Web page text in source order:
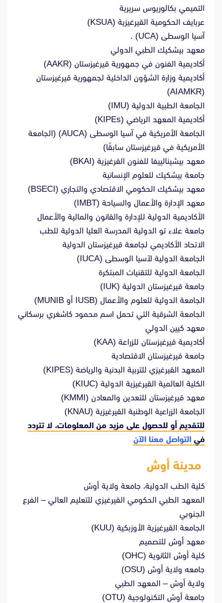
التميمي بكالوريوس سريرية
عربايف الحكومية القيرغيزية (KSUA)
آسيا الوسطى (UCA) .
معهد بيشكيك الطبي الدولي
أكاديمية الفنون في جمهورية قيرغيزستان (AAKR)
أكاديمية وزارة الشؤون الداخلية لجمهورية قيرغيزستان
(AIAMKR)
الجامعة الطبية الدولية (IMU)
أكاديمية المعهد الرياضي (KIPEs)
الجامعة الأمريكية في آسيا الوسطى (AUCA) (الجامعة
الأمريكية في قيرغيزستان سابقًا)
معهد بيشينالييفا للفنون القرغيزية (BKAI)
جامعة بيشكيك للعلوم الإنسانية
معهد بيشكيك الحكومي الاقتصادي والتجاري (BSECI)
معهد الإدارة والأعمال والسياحة (IMBT)
الأكاديمية الدولية للإدارة والقانون والمالية والأعمال
جامعة علاء تو الدولية المدرسة العليا الدولية للطب
الاتحاد الأكاديمي لجامعة قيرغيزستان الدولية
الجامعة الدولية لآسيا الوسطى (IUCA)
الجامعة الدولية للتقنيات المبتكرة
جامعة قيرغيزستان الدولية (IUK)
الجامعة الدولية للعلوم والأعمال (IUSB أو MUNIB)
الجامعة الشرقية التي تحمل اسم محمود كاشغري برسكاني
معهد كيين الدولي
أكاديمية قيرغيزستان للزراعة (KAA)
جامعة قيرغيزستان الاقتصادية
المعهد القيرغيزي للتربية البدنية والرياضة (KIPES)
الكلية العالمية القيرغيزية الدولية (KIUC)
معهد قيرغيزستان للتعدين والمعادن (KMMI)
الجامعة الزراعية الوطنية القيرغيزية (KNAU)
للتقديم أو للحصول على مزيد من المعلومات، لا تتردد
في التواصل معنا الآن
مدينة أوش
كلية الطب الدولية، جامعة ولاية أوش
المعهد الطبي الحكومي القيرغيزي للتعليم العالي – الفرع
الجنوبي
الجامعة القيرغيزية الأوزبكية (KUU)
معهد أوش للتصميم
كلية أوش الثانوية (OHC)
جامعه ولاية أوش (OSU)
ولاية أوش – المعهد الطبي
جامعة أوش التكنولوجية (OTU)